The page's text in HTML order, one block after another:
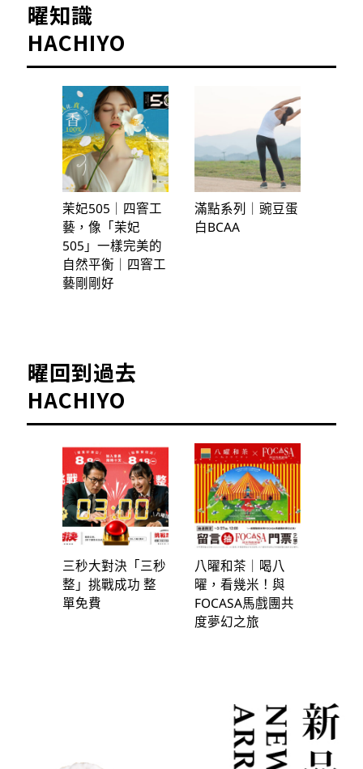
曜知識
HACHIYO
茉妃505｜四窨工
藝，像「茉妃
505」一樣完美的
自然平衡｜四窨工
藝剛剛好
滿點系列｜豌豆蛋
白BCAA
曜回到過去
HACHIYO
三秒大對決「三秒
整」挑戰成功 整
單免費
八曜和茶｜喝八
曜，看幾米！與
FOCASA馬戲團共
度夢幻之旅